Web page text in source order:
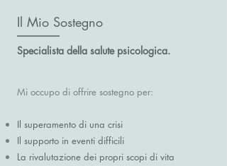
Il Mio Sostegno
Specialista della salute psicologica.
​Mi occupo di offrire sostegno per:
Il superamento di una crisi
Il supporto in eventi difficili
La rivalutazione dei propri scopi di vita